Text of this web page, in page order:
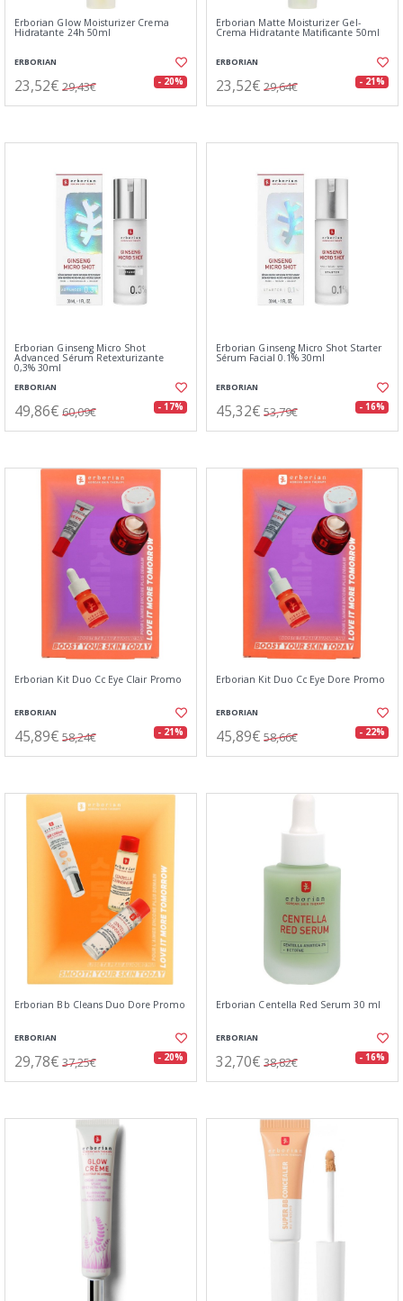
Erborian Glow Moisturizer Crema
Hidratante 24h 50ml
ERBORIAN
23,52€ 29,43€ - 20%
Erborian Matte Moisturizer Gel-
Crema Hidratante Matificante 50ml
ERBORIAN
23,52€ 29,64€ - 21%
Erborian Ginseng Micro Shot
Advanced Sérum Retexturizante
0,3% 30ml
ERBORIAN
49,86€ 60,09€ - 17%
Erborian Ginseng Micro Shot Starter
Sérum Facial 0.1% 30ml
ERBORIAN
45,32€ 53,79€ - 16%
Erborian Kit Duo Cc Eye Clair Promo
ERBORIAN
45,89€ 58,24€ - 21%
Erborian Kit Duo Cc Eye Dore Promo
ERBORIAN
45,89€ 58,66€ - 22%
Erborian Bb Cleans Duo Dore Promo
ERBORIAN
29,78€ 37,25€ - 20%
Erborian Centella Red Serum 30 ml
ERBORIAN
32,70€ 38,82€ - 16%